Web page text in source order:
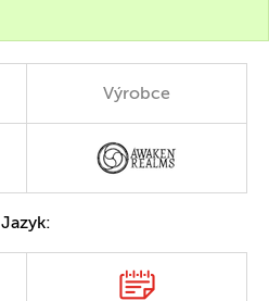
Výrobce
Jazyk: